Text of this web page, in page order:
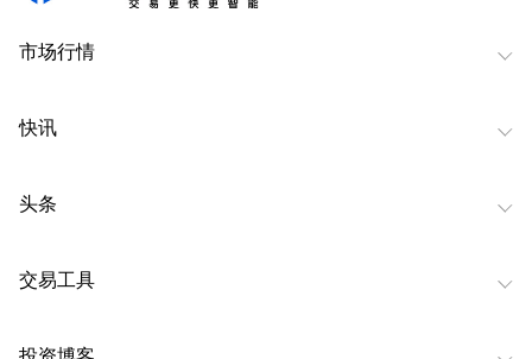
市场行情
快讯
头条
交易工具